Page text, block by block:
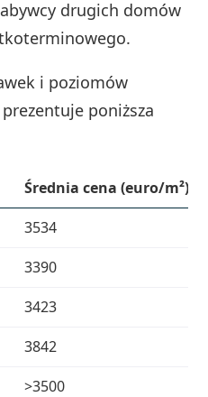
drugich domów
i poziomów
poniższa
Średnia cena (euro/m²)
3534
3390
3423
3842
>3500